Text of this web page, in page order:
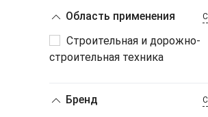
Область применения
Строительная и дорожно-
строительная техника
Бренд